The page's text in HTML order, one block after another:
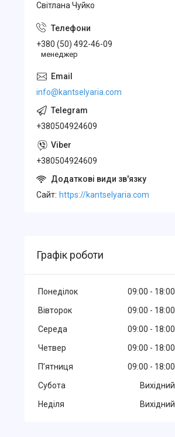
Свiтлана Чуйко
+380 (50) 492-46-09
менеджер
info@kantselyaria.com
+380504924609
+380504924609
Cайт https://kantselyaria.com
Графік роботи
Понеділок 09:00
18:00
Вівторок
09:00
18:00
Середа
09:00
18:00
Четвер
09:00
18:00
Пʼятниця
09:00
18:00
Субота
Вихідний
Неділя
Вихідний